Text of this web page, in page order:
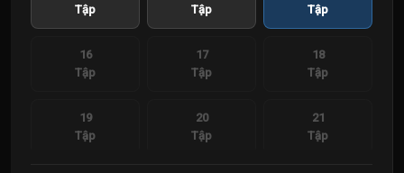
Tập
Tập
Tập
16
Tập
17
Tập
18
Tập
19
Tập
20
Tập
21
Tập